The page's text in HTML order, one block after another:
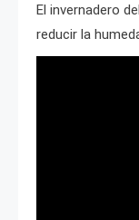
El invernadero
reducir la